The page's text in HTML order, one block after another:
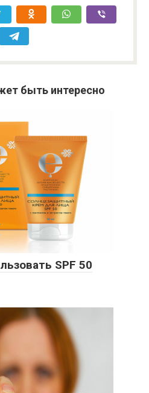
быть интересно
SPF 50